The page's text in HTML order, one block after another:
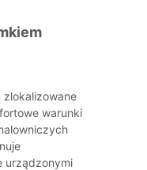
zlokalizowane
warunki
urządzonymi